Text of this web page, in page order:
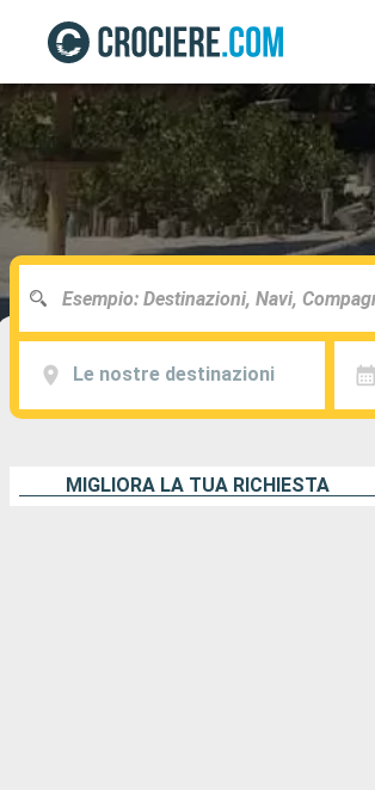
Le nostre destinazioni
MIGLIORA LA TUA RICHIESTA